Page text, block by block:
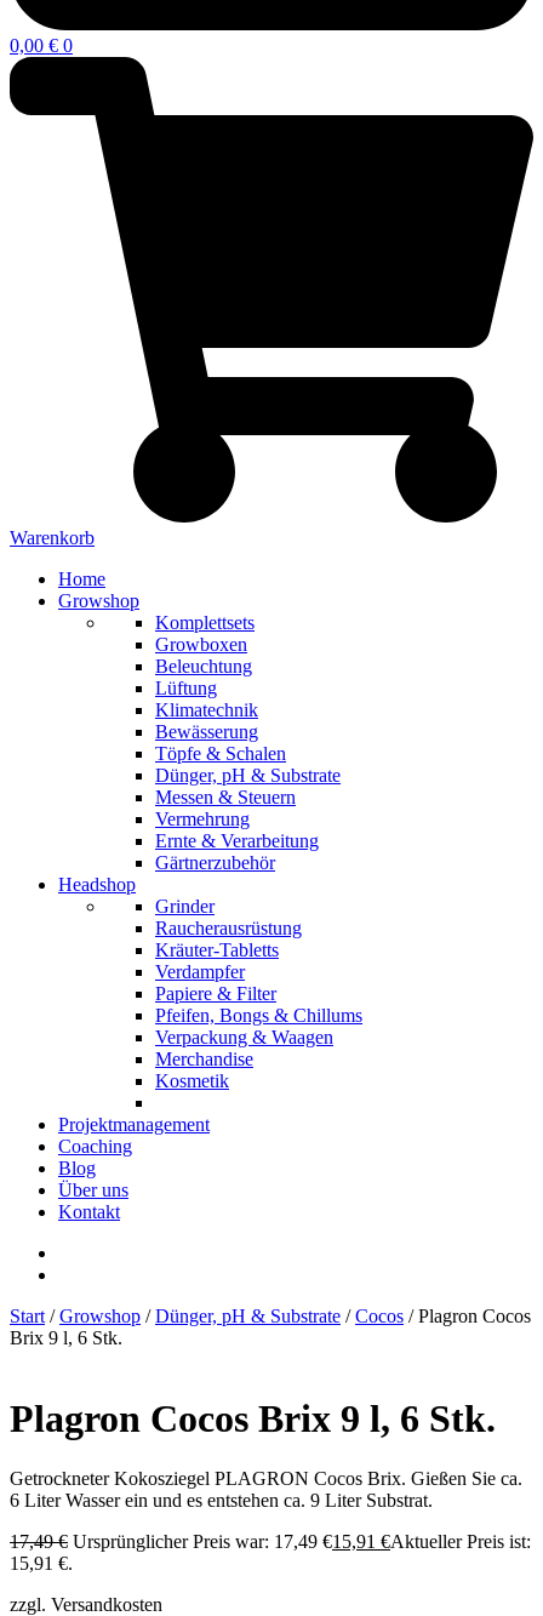
0,00 € 0
Warenkorb
Home
Growshop
Komplettsets
Growboxen
Beleuchtung
Lüftung
Klimatechnik
Bewässerung
Töpfe & Schalen
Dünger, pH & Substrate
Messen & Steuern
Vermehrung
Ernte & Verarbeitung
Gärtnerzubehör
Headshop
Grinder
Raucherausrüstung
Kräuter-Tabletts
Verdampfer
Papiere & Filter
Pfeifen, Bongs & Chillums
Verpackung & Waagen
Merchandise
Kosmetik
Projektmanagement
Coaching
Blog
Über uns
Kontakt
Start /Growshop /Dünger, pH & Substrate /Cocos / Plagron Cocos
Brix 9 l, 6 Stk.
Plagron Cocos Brix 9 l, 6 Stk.
Getrockneter Kokosziegel PLAGRON Cocos Brix. Gießen Sie ca.
6 Liter Wasser ein und es entstehen ca. 9 Liter Substrat.
17,49€ Ursprünglicher Preis war: 17,49 €15,91 €Aktueller Preis ist:
15,91 €.
zzgl. Versandkosten